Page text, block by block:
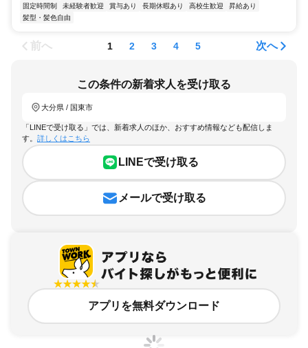
固定時間制 未経験者歓迎 賞与あり 長期休暇あり 高校生歓迎
昇給あり
髪型・髪色自由
前へ 1 2 3 4 5 次へ
この条件の新着求人を受け取る
大分県 / 国東市
「LINEで受け取る」では、新着求人のほか、おすすめ情報なども配信しま
す。 詳しくはこちら
LINEで受け取る
メールで受け取る
アプリを無料ダウンロード